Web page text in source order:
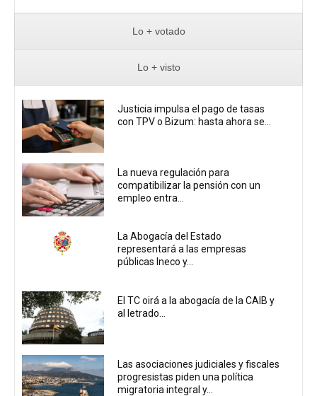
Lo + votado
Lo + visto
Justicia impulsa el pago de tasas
con TPV o Bizum: hasta ahora se...
La nueva regulación para
compatibilizar la pensión con un
empleo entra...
La Abogacía del Estado
representará a las empresas
públicas Ineco y...
El TC oirá a la abogacía de la CAIB y
al letrado...
Las asociaciones judiciales y fiscales
progresistas piden una política
migratoria integral y...